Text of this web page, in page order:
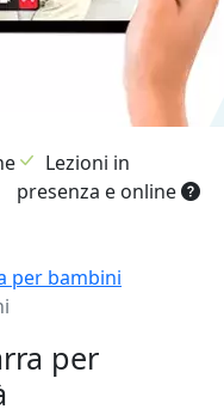
Lezioni in
presenza e online
per bambini
per